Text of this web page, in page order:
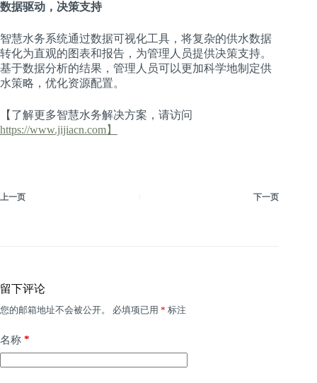
数据驱动，决策支持
智慧水务系统通过数据可视化工具，将复杂的供水数据
转化为直观的图表和报告，为管理人员提供决策支持。
基于数据分析的结果，管理人员可以更加科学地制定供
水策略，优化资源配置。
【了解更多智慧水务解决方案，请访问
https://www.jijiacn.com】
上一页 下一页
留下评论
您的邮箱地址不会被公开。 必填项已用 * 标注
名称 *